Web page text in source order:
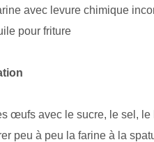
avec levure chimique
pour friture
œufs avec le sucre, le sel,
peu à peu la farine à la